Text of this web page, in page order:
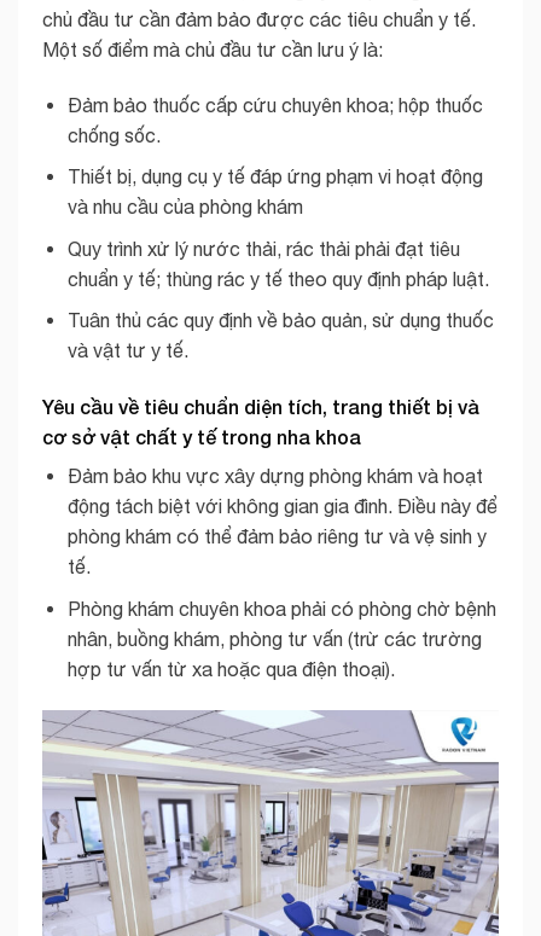
chủ đầu tư cần đảm bảo được các tiêu chuẩn y tế.
Một số điểm mà chủ đầu tư cần lưu ý là:
Đảm bảo thuốc cấp cứu chuyên khoa; hộp thuốc
chống sốc.
Thiết bị, dụng cụ y tế đáp ứng phạm vi hoạt động
và nhu cầu của phòng khám
Quy trình xử lý nước thải, rác thải phải đạt tiêu
chuẩn y tế; thùng rác y tế theo quy định pháp luật.
Tuân thủ các quy định về bảo quản, sử dụng thuốc
và vật tư y tế.
Yêu cầu về tiêu chuẩn diện tích, trang thiết bị và
cơ sở vật chất y tế trong nha khoa
Đảm bảo khu vực xây dựng phòng khám và hoạt
động tách biệt với không gian gia đình. Điều này để
phòng khám có thể đảm bảo riêng tư và vệ sinh y
tế.
Phòng khám chuyên khoa phải có phòng chờ bệnh
nhân, buồng khám, phòng tư vấn (trừ các trường
hợp tư vấn từ xa hoặc qua điện thoại).